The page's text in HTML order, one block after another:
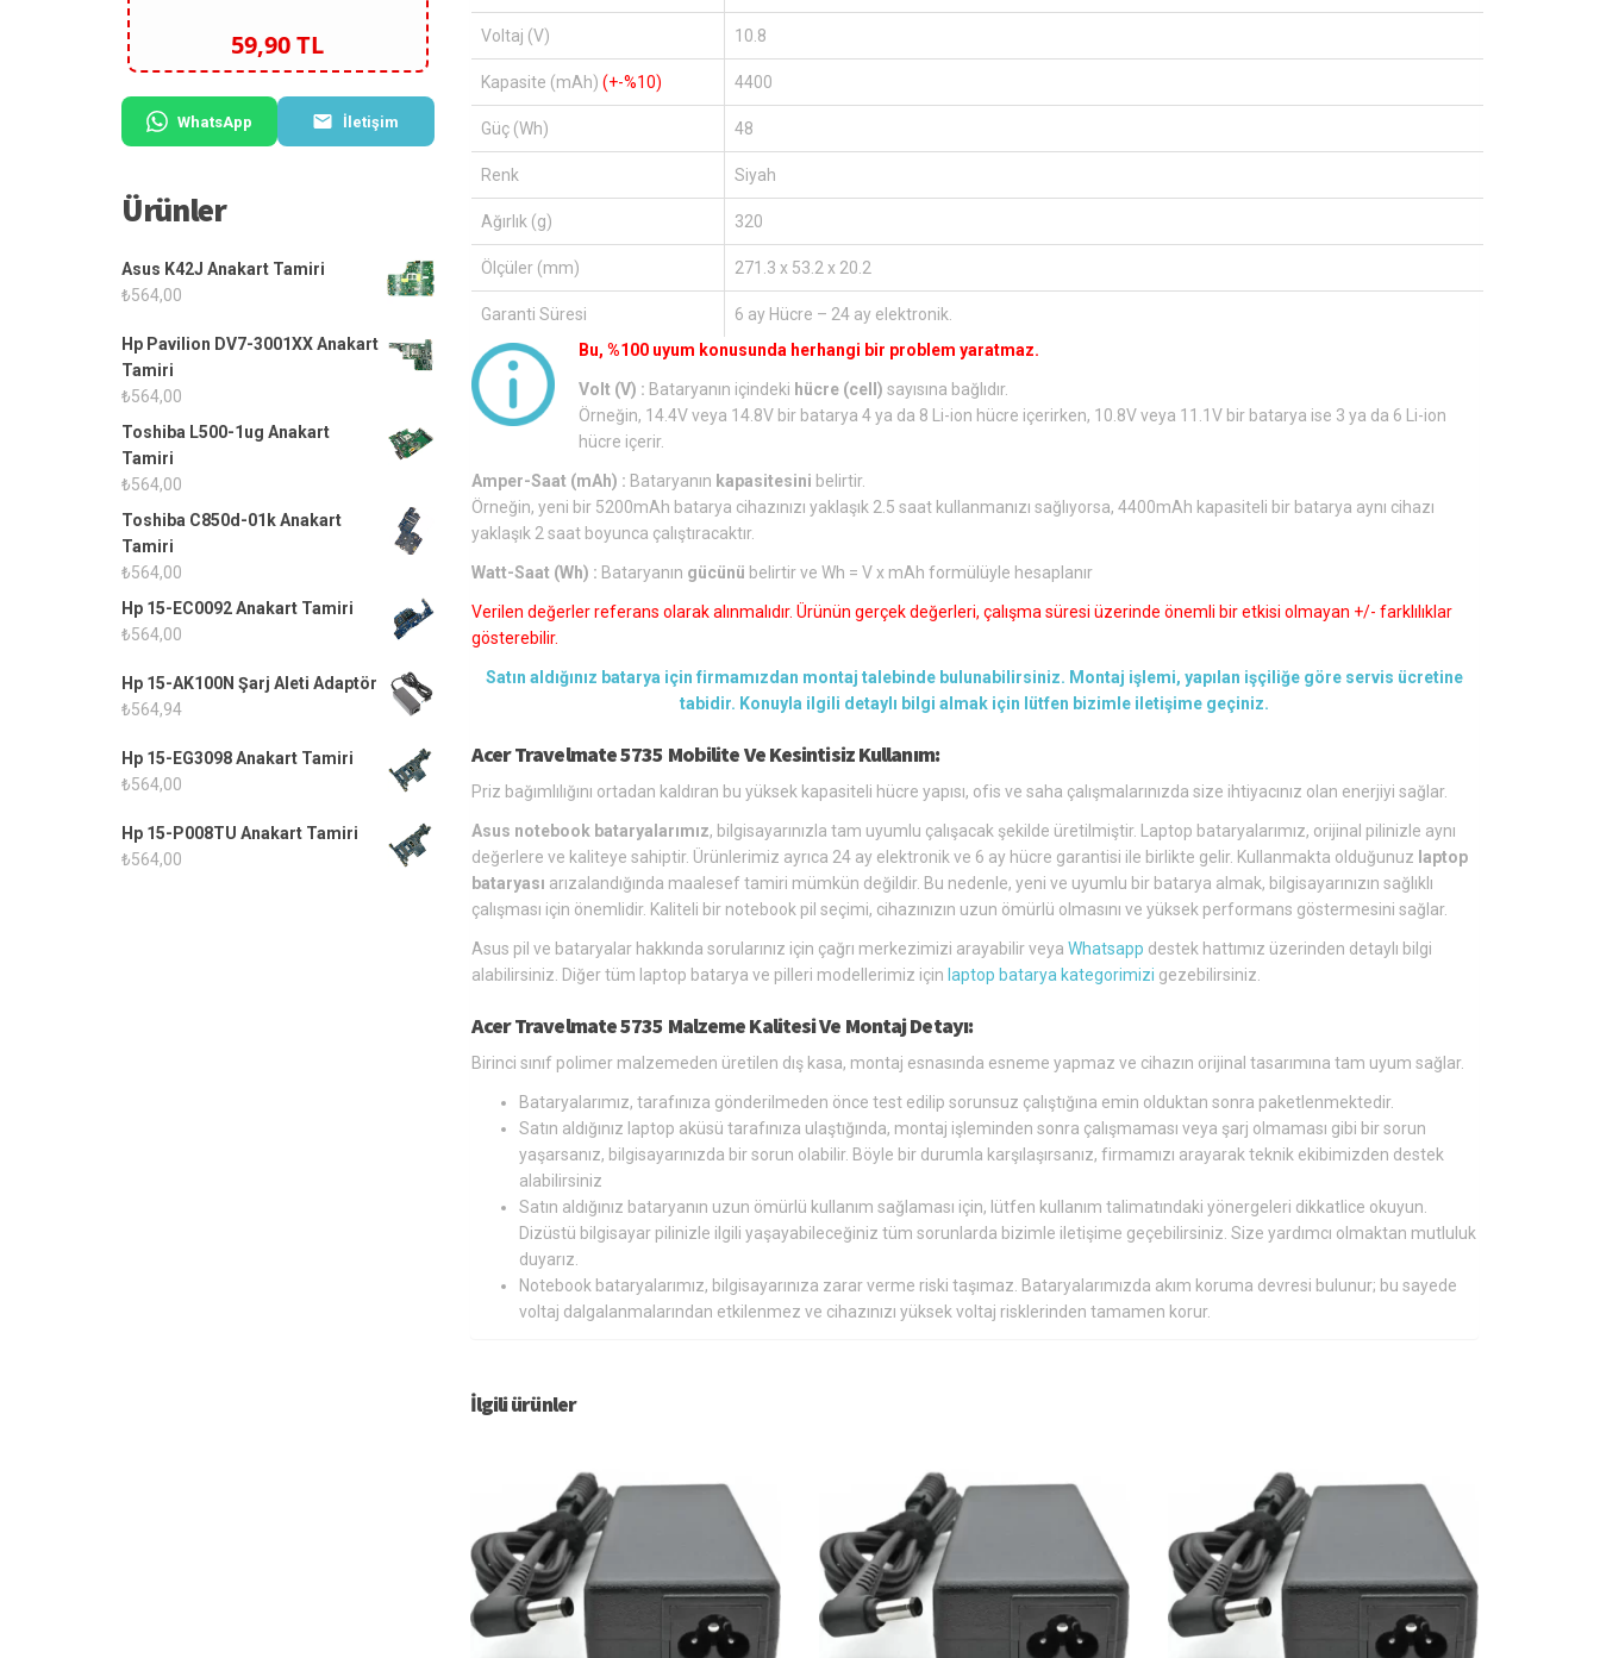
Voltaj (V) 10.8
Kapasite (mAh) (+-%10) 4400
Güç (Wh) 48
Renk Siyah
Ağırlık (g) 320
Ölçüler (mm) 271.3 x 53.2 x 20.2
Garanti Süresi
6 ay Hücre – 24 ay elektronik.
Bu, %100 uyum konusunda herhangi bir problem yaratmaz.
Volt (V) : Bataryanın içindeki hücre (cell) sayısına bağlıdır.
Örneğin, 14.4V veya 14.8V bir batarya 4 ya da 8 Li-ion hücre içerirken, 10.8V veya 11.1V bir batarya ise 3 ya da 6 Li-ion
hücre içerir.
Amper-Saat (mAh) : Bataryanın kapasitesini belirtir.
Örneğin, yeni bir 5200mAh batarya cihazınızı yaklaşık 2.5 saat kullanmanızı sağlıyorsa, 4400mAh kapasiteli bir batarya aynı cihazı
yaklaşık 2 saat boyunca çalıştıracaktır.
Watt-Saat (Wh) : Bataryanın gücünü belirtir ve Wh = V x mAh formülüyle hesaplanır
Verilen değerler referans olarak alınmalıdır. Ürünün gerçek değerleri, çalışma süresi üzerinde önemli bir etkisi olmayan +/- farklılıklar
gösterebilir.
Satın aldığınız batarya için firmamızdan montaj talebinde bulunabilirsiniz. Montaj işlemi, yapılan işçiliğe göre servis ücretine
tabidir. Konuyla ilgili detaylı bilgi almak için lütfen bizimle iletişime geçiniz.
Acer Travelmate 5735 Mobilite Ve Kesintisiz Kullanım:
Priz bağımlılığını ortadan kaldıran bu yüksek kapasiteli hücre yapısı, ofis ve saha çalışmalarınızda size ihtiyacınız olan enerjiyi sağlar.
Asus notebook bataryalarımız, bilgisayarınızla tam uyumlu çalışacak şekilde üretilmiştir. Laptop bataryalarımız, orijinal pilinizle aynı
değerlere ve kaliteye sahiptir. Ürünlerimiz ayrıca 24 ay elektronik ve 6 ay hücre garantisi ile birlikte gelir. Kullanmakta olduğunuz laptop
bataryası arızalandığında maalesef tamiri mümkün değildir. Bu nedenle, yeni ve uyumlu bir batarya almak, bilgisayarınızın sağlıklı
çalışması için önemlidir. Kaliteli bir notebook pil seçimi, cihazınızın uzun ömürlü olmasını ve yüksek performans göstermesini sağlar.
Asus pil ve bataryalar hakkında sorularınız için çağrı merkezimizi arayabilir veya Whatsapp destek hattımız üzerinden detaylı bilgi
alabilirsiniz. Diğer tüm laptop batarya ve pilleri modellerimiz için laptop batarya kategorimizi gezebilirsiniz.
Acer Travelmate 5735 Malzeme Kalitesi Ve Montaj Detayı:
Birinci sınıf polimer malzemeden üretilen dış kasa, montaj esnasında esneme yapmaz ve cihazın orijinal tasarımına tam uyum sağlar.
Bataryalarımız, tarafınıza gönderilmeden önce test edilip sorunsuz çalıştığına emin olduktan sonra paketlenmektedir.
Satın aldığınız laptop aküsü tarafınıza ulaştığında, montaj işleminden sonra çalışmaması veya şarj olmaması gibi bir sorun
yaşarsanız, bilgisayarınızda bir sorun olabilir. Böyle bir durumla karşılaşırsanız, firmamızı arayarak teknik ekibimizden destek
alabilirsiniz
Satın aldığınız bataryanın uzun ömürlü kullanım sağlaması için, lütfen kullanım talimatındaki yönergeleri dikkatlice okuyun.
Dizüstü bilgisayar pilinizle ilgili yaşayabileceğiniz tüm sorunlarda bizimle iletişime geçebilirsiniz. Size yardımcı olmaktan mutluluk
duyarız.
Notebook bataryalarımız, bilgisayarınıza zarar verme riski taşımaz. Bataryalarımızda akım koruma devresi bulunur; bu sayede
voltaj dalgalanmalarından etkilenmez ve cihazınızı yüksek voltaj risklerinden tamamen korur.
İlgili ürünler
59,90 TL
WhatsApp İletişim
Ürünler
Asus K42J Anakart Tamiri
₺564,00
Hp Pavilion DV7-3001XX Anakart
Tamiri
₺564,00
Toshiba L500-1ug Anakart
Tamiri
₺564,00
Toshiba C850d-01k Anakart
Tamiri
₺564,00
Hp 15-EC0092 Anakart Tamiri
₺564,00
Hp 15-AK100N Şarj Aleti Adaptör
₺564,94
Hp 15-EG3098 Anakart Tamiri
₺564,00
Hp 15-P008TU Anakart Tamiri
₺564,00